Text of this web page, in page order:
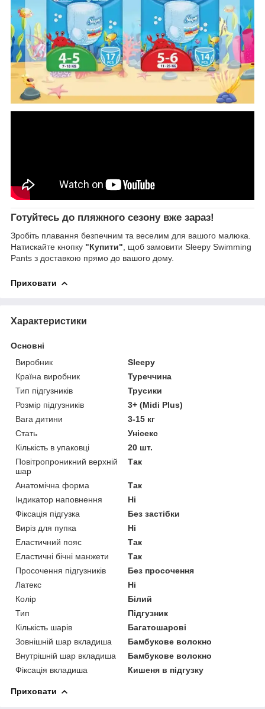
Готуйтесь до пляжного сезону вже зараз!
Зробіть плавання безпечним та веселим для вашого малюка.
Натискайте кнопку "Купити" , щоб замовити Sleepy Swimming
Pants з доставкою прямо до вашого дому.
Приховати
Характеристики
Основні
Виробник
Sleepy
Країна виробник
Туреччина
Тип підгузників
Трусики
Розмір підгузників
3+ (Midi Plus)
Вага дитини
3-15 кг
Стать
Унісекс
Кількість в упаковці
20 шт.
Повітропроникний верхній
шар
Так
Анатомічна форма
Так
Індикатор наповнення
Ні
Фіксація підгузка
Без застібки
Виріз для пупка
Ні
Еластичний пояс
Так
Еластичні бічні манжети
Так
Просочення підгузників
Без просочення
Латекс
Ні
Колір
Білий
Тип
Підгузник
Кількість шарів
Багатошарові
Зовнішній шар вкладиша
Бамбукове волокно
Внутрішній шар вкладиша
Бамбукове волокно
Фіксація вкладиша
Кишеня в підгузку
Приховати